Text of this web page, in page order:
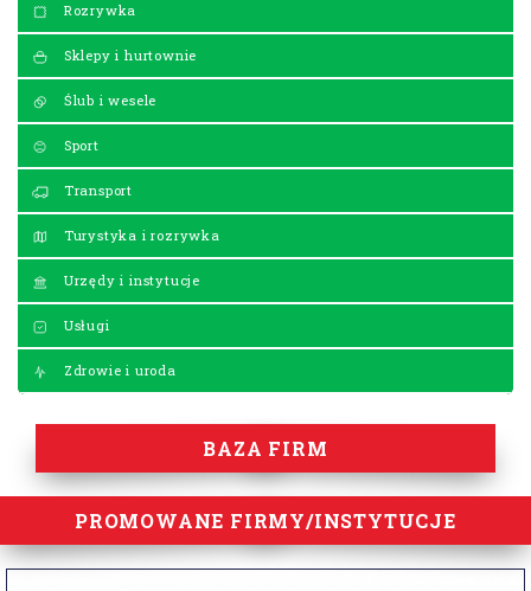
Rozrywka
Sklepy i hurtownie
Ślub i wesele
Sport
Transport
Turystyka i rozrywka
Urzędy i instytucje
Usługi
Zdrowie i uroda
BAZA FIRM
PROMOWANE FIRMY/INSTYTUCJE